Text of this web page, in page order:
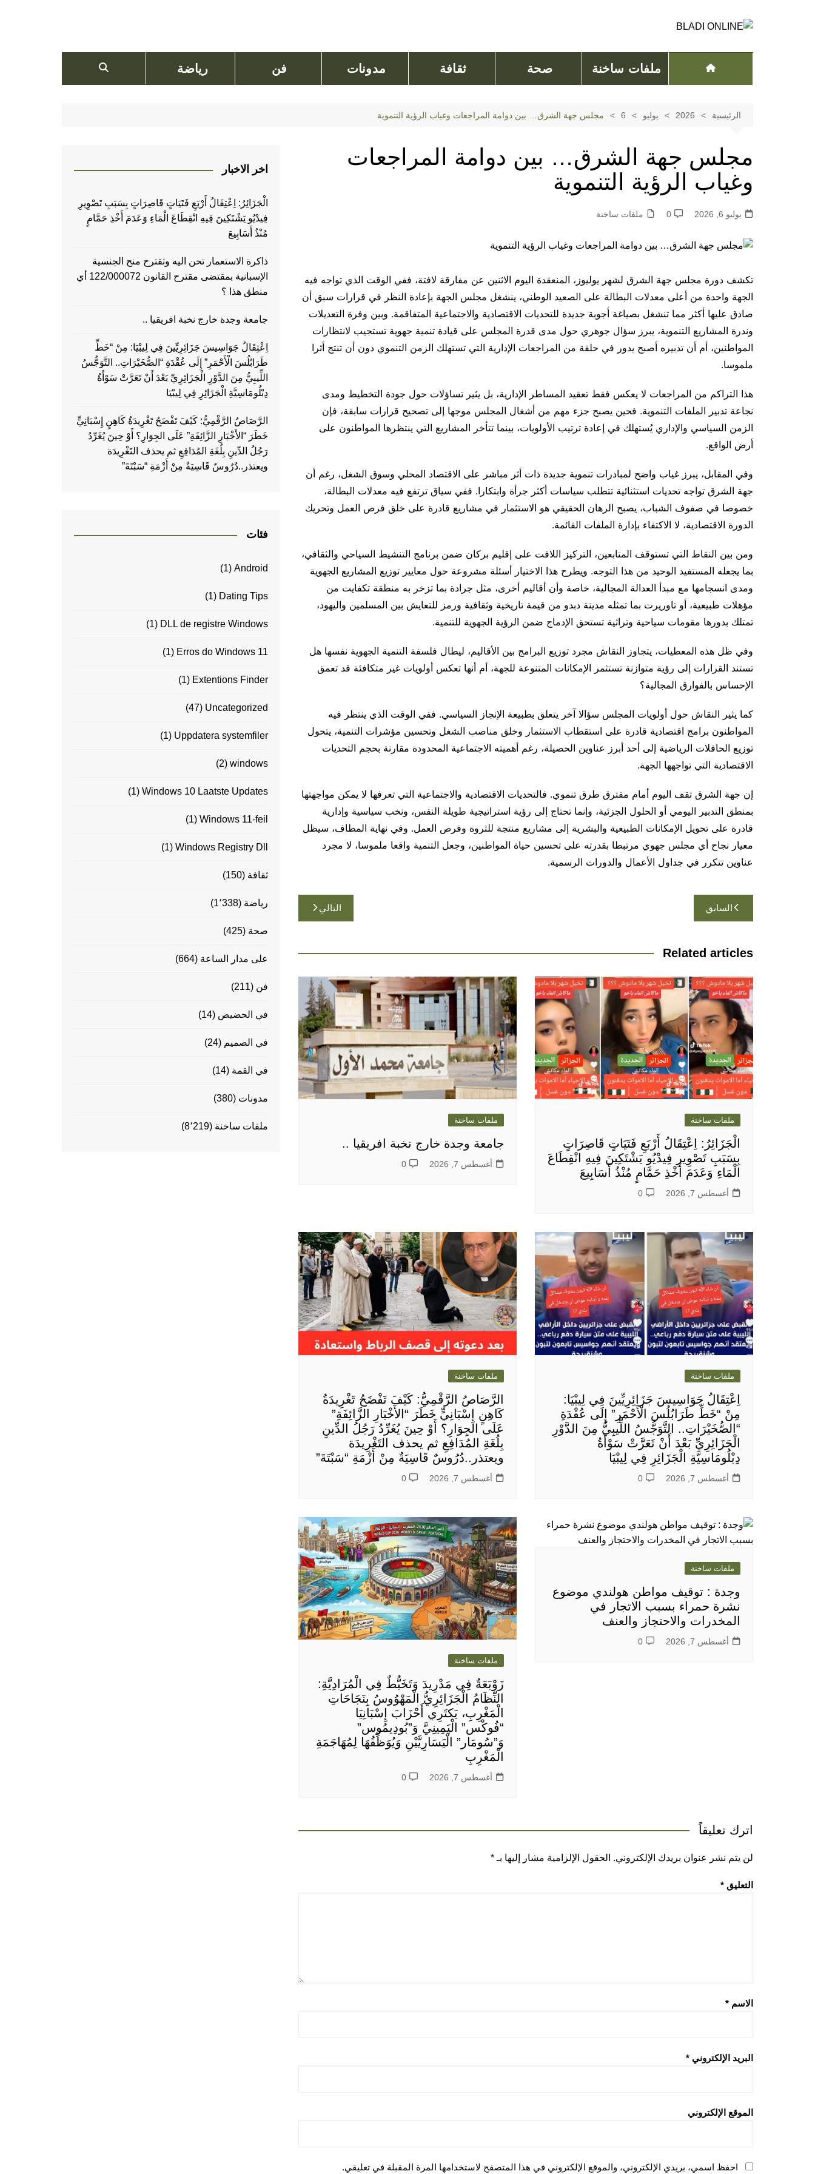
ملفات ساخنة صحة ثقافة مدونات فن رياضة
الرئيسية 2026 يوليو 6 مجلس جهة الشرق… بين دوامة المراجعات وغياب الرؤية التنموية
مجلس جهة الشرق… بين دوامة المراجعات
وغياب الرؤية التنموية
يوليو 6, 2026 0 ملفات ساخنة
تكشف دورة مجلس جهة الشرق لشهر يوليوز، المنعقدة اليوم الاثنين عن مفارقة لافتة، ففي الوقت الذي تواجه فيه
الجهة واحدة من أعلى معدلات البطالة على الصعيد الوطني، ينشغل مجلس الجهة بإعادة النظر في قرارات سبق أن
صادق عليها أكثر مما تنشغل بصياغة أجوبة جديدة للتحديات الاقتصادية والاجتماعية المتفاقمة. وبين وفرة التعديلات
وندرة المشاريع التنموية، يبرز سؤال جوهري حول مدى قدرة المجلس على قيادة تنمية جهوية تستجيب لانتظارات
المواطنين، أم أن تدبيره أصبح يدور في حلقة من المراجعات الإدارية التي تستهلك الزمن التنموي دون أن تنتج أثرا
ملموسا.
هذا التراكم من المراجعات لا يعكس فقط تعقيد المساطر الإدارية، بل يثير تساؤلات حول جودة التخطيط ومدى
نجاعة تدبير الملفات التنموية. فحين يصبح جزء مهم من أشغال المجلس موجها إلى تصحيح قرارات سابقة، فإن
الزمن السياسي والإداري يُستهلك في إعادة ترتيب الأولويات، بينما تتأخر المشاريع التي ينتظرها المواطنون على
أرض الواقع.
وفي المقابل، يبرز غياب واضح لمبادرات تنموية جديدة ذات أثر مباشر على الاقتصاد المحلي وسوق الشغل، رغم أن
جهة الشرق تواجه تحديات استثنائية تتطلب سياسات أكثر جرأة وابتكارا. ففي سياق ترتفع فيه معدلات البطالة،
خصوصا في صفوف الشباب، يصبح الرهان الحقيقي هو الاستثمار في مشاريع قادرة على خلق فرص العمل وتحريك
الدورة الاقتصادية، لا الاكتفاء بإدارة الملفات القائمة.
ومن بين النقاط التي تستوقف المتابعين، التركيز اللافت على إقليم بركان ضمن برنامج التنشيط السياحي والثقافي،
بما يجعله المستفيد الوحيد من هذا التوجه. ويطرح هذا الاختيار أسئلة مشروعة حول معايير توزيع المشاريع الجهوية
ومدى انسجامها مع مبدأ العدالة المجالية، خاصة وأن أقاليم أخرى، مثل جرادة بما تزخر به منطقة تكفايت من
مؤهلات طبيعية، أو تاوريرت بما تمثله مدينة دبدو من قيمة تاريخية وثقافية ورمز للتعايش بين المسلمين واليهود،
تمتلك بدورها مقومات سياحية وتراثية تستحق الإدماج ضمن الرؤية الجهوية للتنمية.
وفي ظل هذه المعطيات، يتجاوز النقاش مجرد توزيع البرامج بين الأقاليم، ليطال فلسفة التنمية الجهوية نفسها هل
تستند القرارات إلى رؤية متوازنة تستثمر الإمكانات المتنوعة للجهة، أم أنها تعكس أولويات غير متكافئة قد تعمق
الإحساس بالفوارق المجالية؟
كما يثير النقاش حول أولويات المجلس سؤالا آخر يتعلق بطبيعة الإنجاز السياسي. ففي الوقت الذي ينتظر فيه
المواطنون برامج اقتصادية قادرة على استقطاب الاستثمار وخلق مناصب الشغل وتحسين مؤشرات التنمية، يتحول
توزيع الحافلات الرياضية إلى أحد أبرز عناوين الحصيلة، رغم أهميته الاجتماعية المحدودة مقارنة بحجم التحديات
الاقتصادية التي تواجهها الجهة.
إن جهة الشرق تقف اليوم أمام مفترق طرق تنموي. فالتحديات الاقتصادية والاجتماعية التي تعرفها لا يمكن مواجهتها
بمنطق التدبير اليومي أو الحلول الجزئية، وإنما تحتاج إلى رؤية استراتيجية طويلة النفس، ونخب سياسية وإدارية
قادرة على تحويل الإمكانات الطبيعية والبشرية إلى مشاريع منتجة للثروة وفرص العمل. وفي نهاية المطاف، سيظل
معيار نجاح أي مجلس جهوي مرتبطا بقدرته على تحسين حياة المواطنين، وجعل التنمية واقعا ملموسا، لا مجرد
عناوين تتكرر في جداول الأعمال والدورات الرسمية.
تصفّح
المقالات
السابق التالي
Related articles
ملفات ساخنة
الْجَزَائِرُ: اِعْتِقَالُ أَرْبَعِ فَتَيَاتٍ قَاصِرَاتٍ
بِسَبَبِ تَصْوِيرِ فِيدْيُو يَشْتَكِينَ فِيهِ انْقِطَاعَ
الْمَاءِ وَعَدَمَ أَخْذِ حَمَّامٍ مُنْذُ أَسَابِيعَ
أغسطس 7, 2026 0
ملفات ساخنة
جامعة وجدة خارج نخبة افريقيا ..
أغسطس 7, 2026 0
ملفات ساخنة
اِعْتِقَالُ جَوَاسِيسَ جَزَائِرِيِّينَ فِي لِيبْيَا:
مِنْ “خَطِّ طَرَابُلُسَ الْأَحْمَرِ” إِلَى عُقْدَةِ
“الصُّخَيْرَاتِ.. التَّوَجُّسُ اللِّيبِيُّ مِنَ الدَّوْرِ
الْجَزَائِرِيِّ بَعْدَ أَنْ تَعَرَّتْ سَوْأَةُ
دِبْلُومَاسِيَّةِ الْجَزَائِرِ فِي لِيبْيَا
أغسطس 7, 2026 0
ملفات ساخنة
الرَّصَاصُ الرَّقْمِيُّ: كَيْفَ تَفْضَحُ تَغْرِيدَةُ
كَاهِنٍ إِسْبَانِيٍّ خَطَرَ “الأَخْبَارِ الزَّائِفَةِ”
عَلَى الجِوَارِ؟ أَوْ حِينَ يُغَرِّدُ رَجُلُ الدِّينِ
بِلُغَةِ المُدَافِعِ ثم يحذف التَغْرِيدَة
ويعتذر..دُرُوسٌ قَاسِيَةٌ مِنْ أَزْمَةِ “سَبْتَةَ”
أغسطس 7, 2026 0
ملفات ساخنة
وجدة : توقيف مواطن هولندي موضوع
نشرة حمراء بسبب الاتجار في
المخدرات والاحتجاز والعنف
أغسطس 7, 2026 0
ملفات ساخنة
زَوْبَعَةٌ فِي مَدْرِيدَ وَتَخَبُّطٌ فِي الْمُرَادِيَّةِ:
النِّظَامُ الْجَزَائِرِيُّ الْمَهْوُوسُ بِنَجَاحَاتِ
الْمَغْرِبِ، يَكتَرِي أَحْزَابَ إِسْبَانِيَا
“فُوكْس” الْيَمِينِيَّ وَ”بُودِيمُوس”
وَ”سُومَار” الْيَسَارِيَّيْنِ وَيُوَظِّفُهَا لِمُهَاجَمَةِ
الْمَغْرِبِ
أغسطس 7, 2026 0
اترك تعليقاً
لن يتم نشر عنوان بريدك الإلكتروني. الحقول الإلزامية مشار إليها بـ *
التعليق *
الاسم *
البريد الإلكتروني *
الموقع الإلكتروني
احفظ اسمي، بريدي الإلكتروني، والموقع الإلكتروني في هذا المتصفح لاستخدامها المرة المقبلة في تعليقي.
اخر الاخبار
الْجَزَائِرُ: اِعْتِقَالُ أَرْبَعِ فَتَيَاتٍ قَاصِرَاتٍ بِسَبَبِ تَصْوِيرِ
فِيدْيُو يَشْتَكِينَ فِيهِ انْقِطَاعَ الْمَاءِ وَعَدَمَ أَخْذِ حَمَّامٍ
مُنْذُ أَسَابِيعَ
ذاكرة الاستعمار تحن اليه وتقترح منح الجنسية
الإسبانية بمقتضى مقترح القانون 122/000072 أي
منطق هذا ؟
جامعة وجدة خارج نخبة افريقيا ..
اِعْتِقَالُ جَوَاسِيسَ جَزَائِرِيِّينَ فِي لِيبْيَا: مِنْ “خَطِّ
طَرَابُلُسَ الْأَحْمَرِ” إِلَى عُقْدَةِ “الصُّخَيْرَاتِ.. التَّوَجُّسُ
اللِّيبِيُّ مِنَ الدَّوْرِ الْجَزَائِرِيِّ بَعْدَ أَنْ تَعَرَّتْ سَوْأَةُ
دِبْلُومَاسِيَّةِ الْجَزَائِرِ فِي لِيبْيَا
الرَّصَاصُ الرَّقْمِيُّ: كَيْفَ تَفْضَحُ تَغْرِيدَةُ كَاهِنٍ إِسْبَانِيٍّ
خَطَرَ “الأَخْبَارِ الزَّائِفَةِ” عَلَى الجِوَارِ؟ أَوْ حِينَ يُغَرِّدُ
رَجُلُ الدِّينِ بِلُغَةِ المُدَافِعِ ثم يحذف التَغْرِيدَة
ويعتذر..دُرُوسٌ قَاسِيَةٌ مِنْ أَزْمَةِ “سَبْتَةَ”
فئات
Android
(1)
Dating Tips
(1)
DLL de registre Windows
(1)
Erros do Windows 11
(1)
Extentions Finder
(1)
Uncategorized
(47)
Uppdatera systemfiler
(1)
windows
(2)
Windows 10 Laatste Updates
(1)
Windows 11-feil
(1)
Windows Registry Dll
(1)
ثقافة (150)
رياضة (1٬338)
صحة (425)
على مدار الساعة (664)
فن (211)
في الحضيض (14)
في الصميم (24)
في القمة (14)
مدونات (380)
ملفات ساخنة (8٬219)